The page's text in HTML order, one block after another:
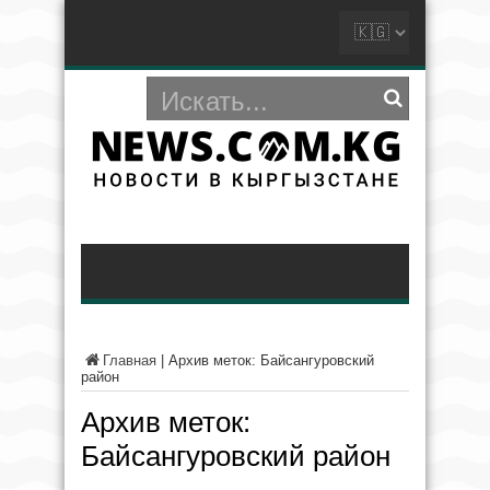
Главная
Архив меток: Байсангуровский
район
Архив меток:
Байсангуровский район